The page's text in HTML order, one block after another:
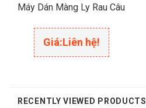
Máy Dán Màng Ly Rau Câu
Giá:Liên hệ!
RECENTLY VIEWED PRODUCTS